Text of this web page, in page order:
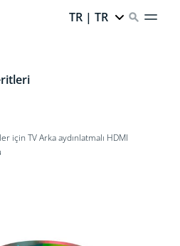
TR | TR
için TV Arka aydınlatmalı HDMI